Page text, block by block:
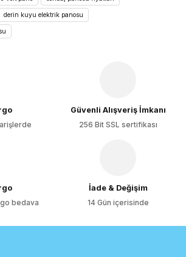
bozuk veya görüntülenemiyor.
eksik bilgiler bulunuyor.
derin kuyu elektrik panosu
Güvenli Alışveriş İmkanı
256 Bit SSL sertifikası
bedava
İade & Değişim
14 Gün içerisinde